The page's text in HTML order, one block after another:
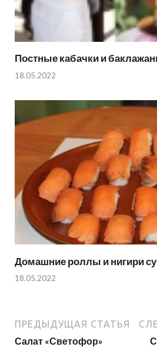
Постные кабачки и
18.05.2022
Домашние роллы и нигири
18.05.2022
ПРЕДЫДУЩАЯ СТАТЬЯ
Салат «Светофор»